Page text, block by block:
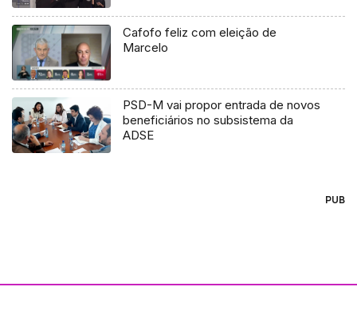
Cafofo feliz com eleição de
Marcelo
PSD-M vai propor entrada de novos
beneficiários no subsistema da
ADSE
PUB